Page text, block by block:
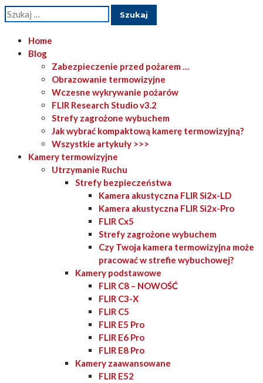
Szukaj:
Home
Blog
Zabezpieczenie przed pożarem …
Obrazowanie termowizyjne
Wczesne wykrywanie pożarów
FLIR Research Studio v3.2
Strefy zagrożone wybuchem
Jak wybrać kompaktową kamerę termowizyjną?
Wszystkie artykuły >>>
Kamery termowizyjne
Utrzymanie Ruchu
Strefy bezpieczeństwa
Kamera akustyczna FLIR Si2x-LD
Kamera akustyczna FLIR Si2x-Pro
FLIR Cx5
Strefy zagrożone wybuchem
Czy Twoja kamera termowizyjna może
pracować w strefie wybuchowej?
Kamery podstawowe
FLIR C8 – NOWOŚĆ
FLIR C3-X
FLIR C5
FLIR E5 Pro
FLIR E6 Pro
FLIR E8 Pro
Kamery zaawansowane
FLIR E52